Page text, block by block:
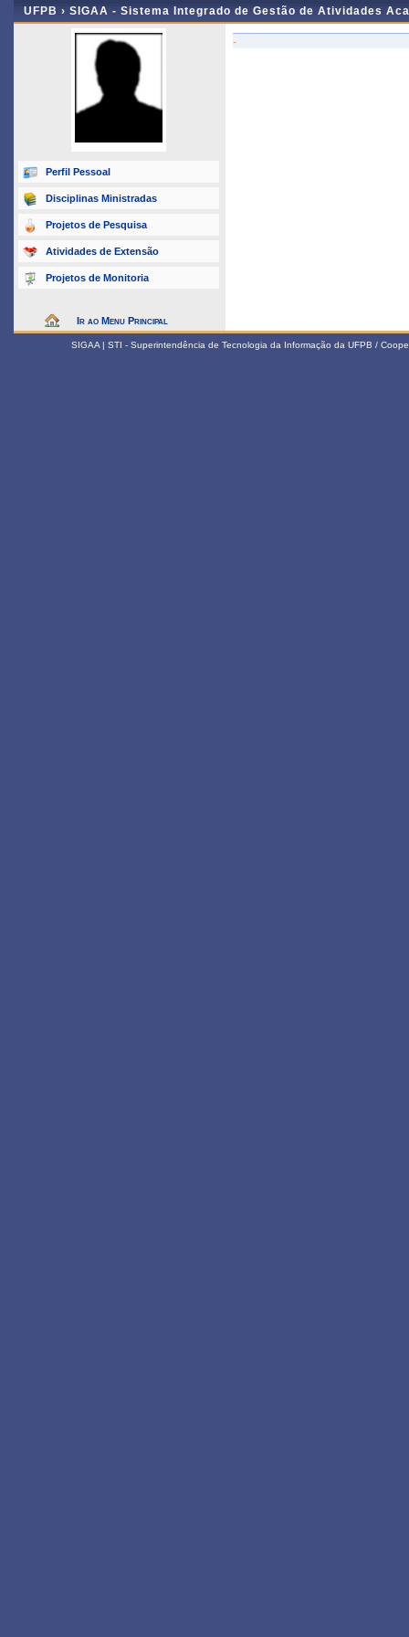
UFPB › SIGAA - Sistema Integrado de Gestão de Atividades
Perfil Pessoal
Disciplinas Ministradas
Projetos de Pesquisa
Atividades de Extensão
Projetos de Monitoria
Ir ao Menu Principal
-
SIGAA | STI - Superintendência de Tecnologia da Informação da UFPB /